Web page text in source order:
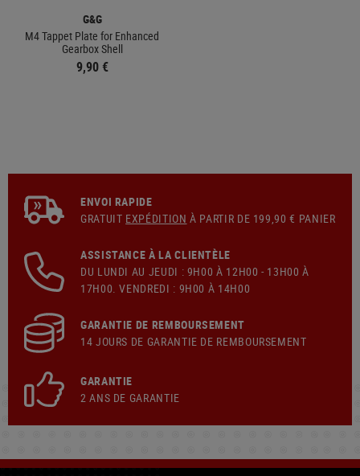
G&G
M4 Tappet Plate for Enhanced
Gearbox Shell
9,90 €
ENVOI RAPIDE
GRATUIT EXPÉDITION À PARTIR DE 199,90 € PANIER
ASSISTANCE À LA CLIENTÈLE
DU LUNDI AU JEUDI : 9H00 À 12H00 - 13H00 À
17H00. VENDREDI : 9H00 À 14H00
GARANTIE DE REMBOURSEMENT
14 JOURS DE GARANTIE DE REMBOURSEMENT
GARANTIE
2 ANS DE GARANTIE